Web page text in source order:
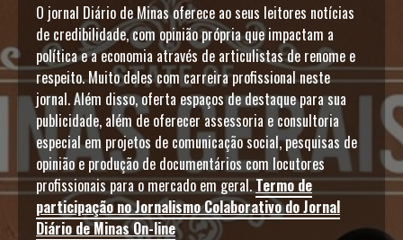
O jornal Diário de Minas oferece ao seus leitores notícias
de credibilidade, com opinião própria que impactam a
política e a economia através de articulistas de renome e
respeito. Muito deles com carreira profissional neste
jornal. Além disso, oferta espaços de destaque para sua
publicidade, além de oferecer assessoria e consultoria
especial em projetos de comunicação social, pesquisas de
opinião e produção de documentários com locutores
profissionais para o mercado em geral.Termo de
participação no Jornalismo Colaborativo do Jornal
Diário de Minas On-line